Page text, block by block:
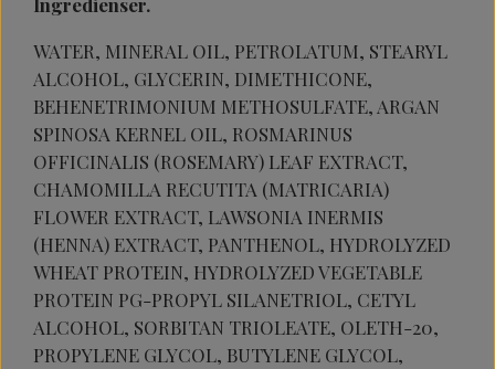
Ingredienser.
WATER, MINERAL OIL, PETROLATUM, STEARYL
ALCOHOL, GLYCERIN, DIMETHICONE,
BEHENETRIMONIUM METHOSULFATE, ARGAN
SPINOSA KERNEL OIL, ROSMARINUS
OFFICINALIS (ROSEMARY) LEAF EXTRACT,
CHAMOMILLA RECUTITA (MATRICARIA)
FLOWER EXTRACT, LAWSONIA INERMIS
(HENNA) EXTRACT, PANTHENOL, HYDROLYZED
WHEAT PROTEIN, HYDROLYZED VEGETABLE
PROTEIN PG-PROPYL SILANETRIOL, CETYL
ALCOHOL, SORBITAN TRIOLEATE, OLETH-20,
PROPYLENE GLYCOL, BUTYLENE GLYCOL,